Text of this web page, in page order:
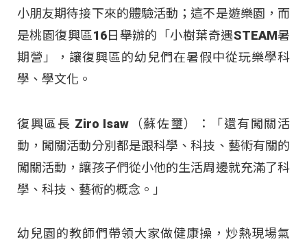
小朋友期待接下來的體驗活動；這不是遊樂園，而
是桃園復興區16日舉辦的「小樹葉奇遇STEAM暑
期營」，讓復興區的幼兒們在暑假中從玩樂學科
學、學文化。
復興區長 Ziro Isaw（蘇佐璽）：「還有闖關活
動，闖關活動分別都是跟科學、科技、藝術有關的
闖關活動，讓孩子們從小他的生活周邊就充滿了科
學、科技、藝術的概念。」
幼兒園的教師們帶領大家做健康操，炒熱現場氣